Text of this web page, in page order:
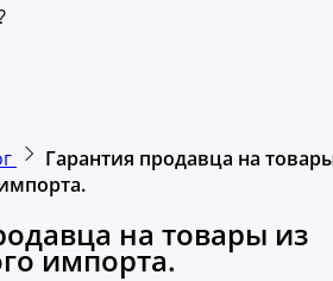
Гарантия продавца на
на товары из
импорта.